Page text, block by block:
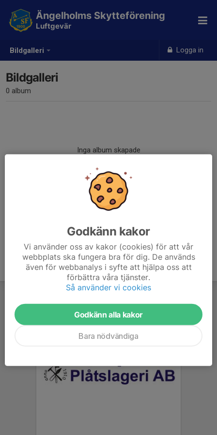
Bildgalleri Logga in
Ängelholms Skytteförening
Luftgevär
Bildgalleri
0 album
Inga album skapade
Godkänn kakor
Vi använder oss av kakor (cookies) för att vår
webbplats ska fungera bra för dig. De används
även för webbanalys i syfte att hjälpa oss att
förbättra våra tjänster.
Så använder vi cookies
Godkänn alla kakor
Bara nödvändiga